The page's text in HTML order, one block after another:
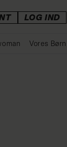
LOG IND
Vores Børn